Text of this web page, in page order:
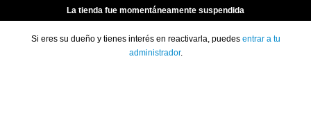
La tienda fue momentáneamente suspendida
Si eres su dueño y tienes interés en reactivarla, puedes entrar a tu
administrador.